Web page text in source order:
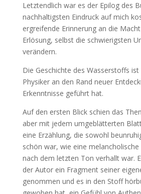
Letztendlich war es der Epilog des
nachhaltigsten Eindruck auf mich
ergreifende Erinnerung an die
Erlösung, selbst die schwierigsten
verändern.
Die Geschichte des Wasserstoffs ist
Physiker an den Rand neuer
Erkenntnisse geführt hat.
Auf den ersten Blick schien das
aber mit jedem umgeblätterten
eine Erzählung, die sowohl
schön war, wie eine
nach dem letzten Ton verhallt war.
der Autor ein Fragment seiner
genommen und es in den Stoff